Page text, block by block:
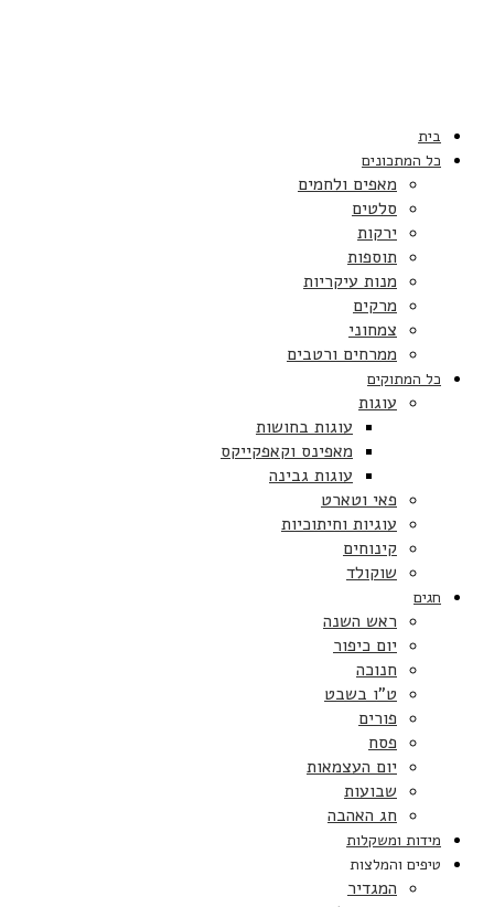
בית
כל המתכונים
מאפים ולחמים
סלטים
ירקות
תוספות
מנות עיקריות
מרקים
צמחוני
ממרחים ורטבים
כל המתוקים
עוגות
עוגות בחושות
מאפינס וקאפקייקס
עוגות גבינה
פאי וטארט
עוגיות וחיתוכיות
קינוחים
שוקולד
חגים
ראש השנה
יום כיפור
חנוכה
ט”ו בשבט
פורים
פסח
יום העצמאות
שבועות
חג האהבה
מידות ומשקלות
טיפים והמלצות
המגדיר